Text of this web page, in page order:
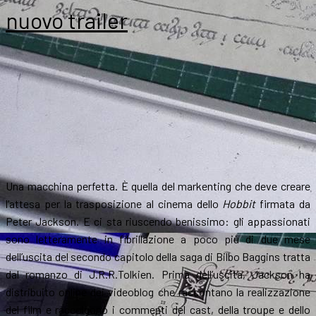
il
nuovo trailer
Una macchina perfetta. È quella del markenting che deve creare
l’attesa per la trasposizione al cinema dello Hobbitfirmata da
Peter Jackson. E ci sta riuscendo benissimo: gli appassionati
sono letteramente in fibrillazione a poco più di due mese
dell’uscita del secondo capitolo della saga di Bilbo Baggins tratta
dal romanzo di J.R.R.Tolkien. Prima dell’uscita, Jackson ha
distribuito online dei videoblog che raccontano la realizzazione
del film e raccolgono i commenti del cast, della troupe e dello